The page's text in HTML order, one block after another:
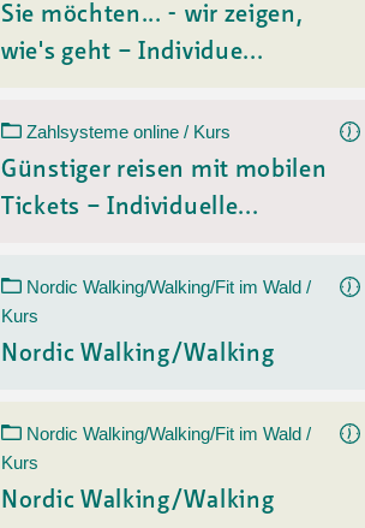
Sie möchten... - wir zeigen,
wie's geht – Individue...
Zahlsysteme online / Kurs
Günstiger reisen mit mobilen
Tickets – Individuelle...
Nordic Walking/Walking/Fit im Wald /
Kurs
Nordic Walking/Walking
Nordic Walking/Walking/Fit im Wald /
Kurs
Nordic Walking/Walking